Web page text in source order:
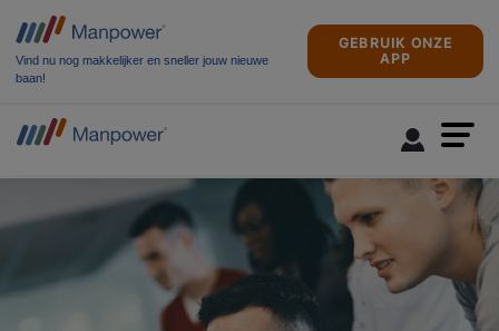
Vind nu nog makkelijker en sneller jouw nieuwe
baan!
GEBRUIK ONZE
APP